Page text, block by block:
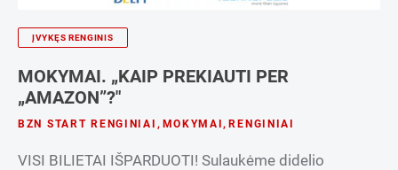
ĮVYKĘS RENGINIS
MOKYMAI. „KAIP PREKIAUTI PER
„AMAZON”?"
BZN START RENGINIAI , MOKYMAI,RENGINIAI
VISI BILIETAI IŠPARDUOTI! Sulaukėme didelio